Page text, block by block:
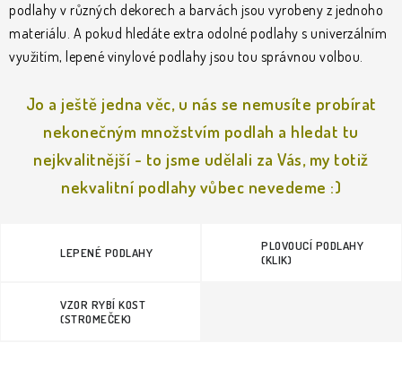
KLIKY & KOVÁNÍ
Vrácení, výměna zboží
Obchodní podmínky
Reklamační řád
Posuzování Jakosti
GDPR FAQ
podlahy v různých dekorech a barvách jsou vyrobeny z jednoho
materiálu. A pokud hledáte extra odolné podlahy s univerzálním
využitím, lepené vinylové podlahy jsou tou správnou volbou.
Jo a ještě jedna věc, u nás se nemusíte probírat
nekonečným množstvím podlah a hledat tu
nejkvalitnější - to jsme udělali za Vás, my totiž
nekvalitní podlahy vůbec nevedeme :)
LEPENÉ PODLAHY
PLOVOUCÍ PODLAHY
(KLIK)
VZOR RYBÍ KOST
(STROMEČEK)